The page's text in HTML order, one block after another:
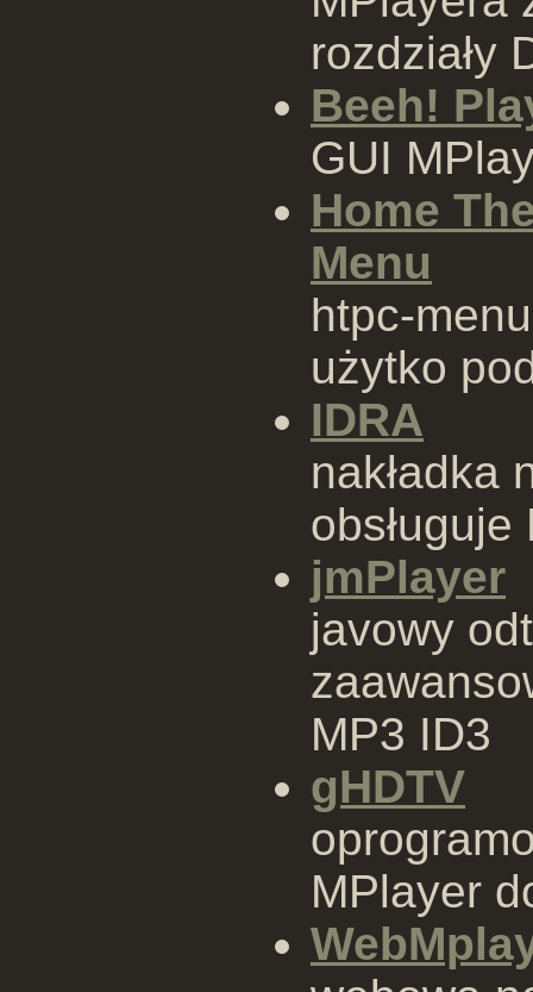
rozdziały
Beeh!
GUI
Home
Menu
htpc-
użytko
IDRA
nakładka
jmPlayer
javowy
MP3 ID3
gHDTV
MPlayer